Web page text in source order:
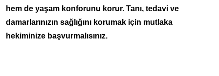
hem de yaşam konforunu korur. Tanı, tedavi ve
damarlarınızın sağlığını korumak için mutlaka
hekiminize başvurmalısınız.